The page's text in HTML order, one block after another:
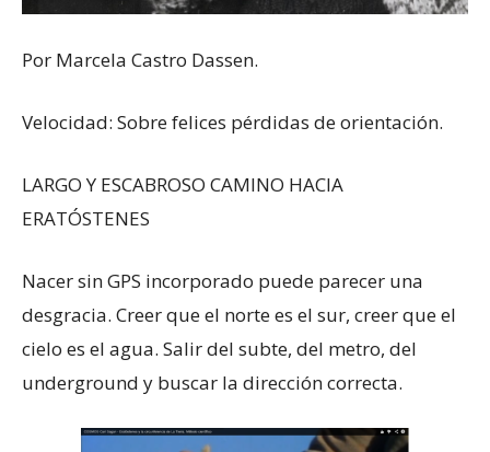
Por Marcela Castro Dassen.
Velocidad: Sobre felices pérdidas de orientación.
LARGO Y ESCABROSO CAMINO HACIA
ERATÓSTENES
Nacer sin GPS incorporado puede parecer una
desgracia. Creer que el norte es el sur, creer que el
cielo es el agua. Salir del subte, del metro, del
underground y buscar la dirección correcta.